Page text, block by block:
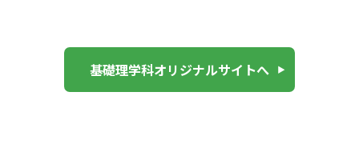
基礎理学科オリジナルサイトへ